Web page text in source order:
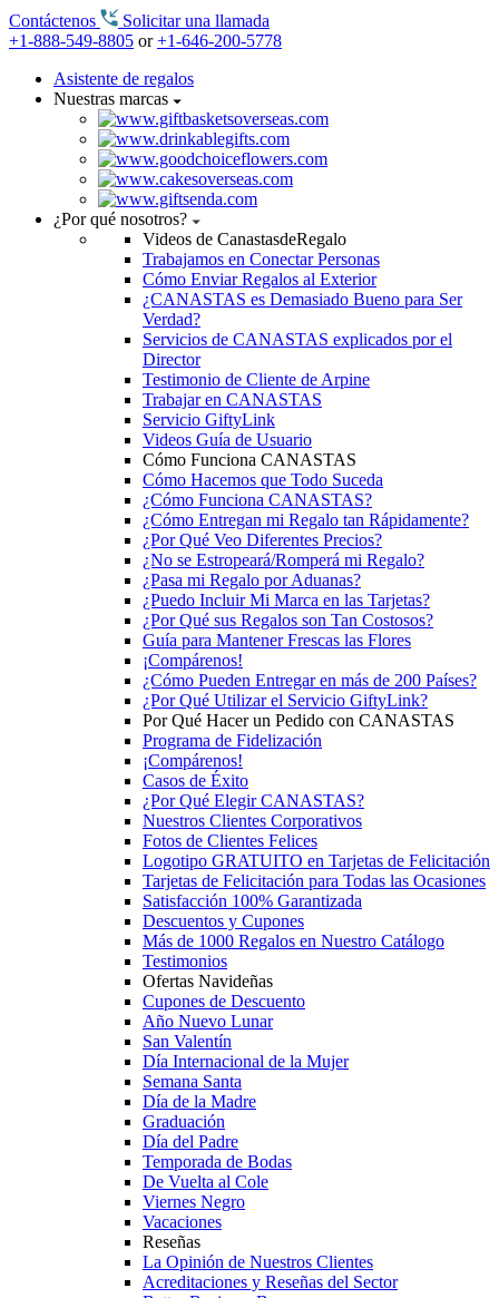
Contáctenos
Solicitar una llamada
+1-888-549-8805 or+1-646-200-5778
Asistente de regalos
Nuestras marcas
¿Por qué nosotros?
Videos de CanastasdeRegalo
Trabajamos en Conectar Personas
Cómo Enviar Regalos al Exterior
¿CANASTAS es Demasiado Bueno para Ser
Verdad?
Servicios de CANASTAS explicados por el
Director
Testimonio de Cliente de Arpine
Trabajar en CANASTAS
Servicio GiftyLink
Videos Guía de Usuario
Cómo Funciona CANASTAS
Cómo Hacemos que Todo Suceda
¿Cómo Funciona CANASTAS?
¿Cómo Entregan mi Regalo tan Rápidamente?
¿Por Qué Veo Diferentes Precios?
¿No se Estropeará/Romperá mi Regalo?
¿Pasa mi Regalo por Aduanas?
¿Puedo Incluir Mi Marca en las Tarjetas?
¿Por Qué sus Regalos son Tan Costosos?
Guía para Mantener Frescas las Flores
¡Compárenos!
¿Cómo Pueden Entregar en más de 200 Países?
¿Por Qué Utilizar el Servicio GiftyLink?
Por Qué Hacer un Pedido con CANASTAS
Programa de Fidelización
¡Compárenos!
Casos de Éxito
¿Por Qué Elegir CANASTAS?
Nuestros Clientes Corporativos
Fotos de Clientes Felices
Logotipo GRATUITO en Tarjetas de Felicitación
Tarjetas de Felicitación para Todas las Ocasiones
Satisfacción 100% Garantizada
Descuentos y Cupones
Más de 1000 Regalos en Nuestro Catálogo
Testimonios
Ofertas Navideñas
Cupones de Descuento
Año Nuevo Lunar
San Valentín
Día Internacional de la Mujer
Semana Santa
Día de la Madre
Graduación
Día del Padre
Temporada de Bodas
De Vuelta al Cole
Viernes Negro
Vacaciones
Reseñas
La Opinión de Nuestros Clientes
Acreditaciones y Reseñas del Sector